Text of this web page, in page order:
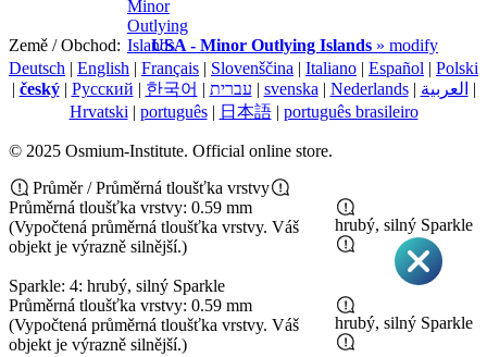
Země / Obchod: USA - Minor Outlying Islands » modify
Deutsch | English | Français | Slovenščina | Italiano | Español | Polski
| český| Pусский | 한국어 | עברית | svenska | Nederlands| العربية |
Hrvatski | português| 日本語| português brasileiro
© 2025 Osmium-Institute. Official online store.
Průměr / Průměrná tloušťka vrstvy
Průměrná tloušťka vrstvy: 0.59 mm
(Vypočtená průměrná tloušťka vrstvy. Váš
objekt je výrazně silnější.)
Sparkle: 4: hrubý, silný Sparkle
hrubý, silný Sparkle
Průměrná tloušťka vrstvy: 0.59 mm
(Vypočtená průměrná tloušťka vrstvy. Váš
objekt je výrazně silnější.)
hrubý, silný Sparkle